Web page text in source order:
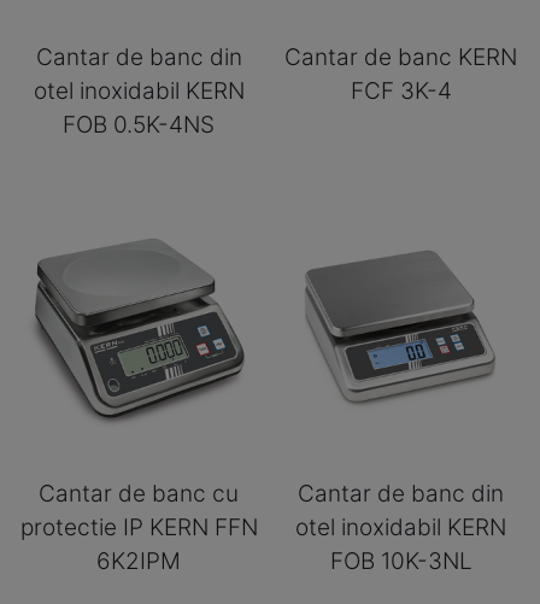
Cantar de banc din
otel inoxidabil KERN
FOB 0.5K-4NS
Cantar de banc KERN
FCF 3K-4
Cantar de banc cu
protectie IP KERN FFN
6K2IPM
Cantar de banc din
otel inoxidabil KERN
FOB 10K-3NL